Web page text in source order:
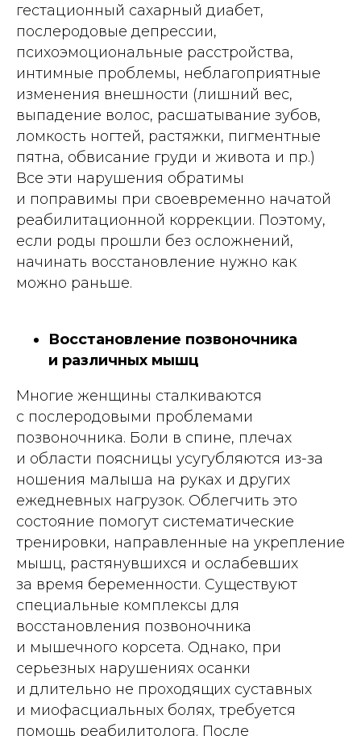
гестационный сахарный диабет,
послеродовые депрессии,
психоэмоциональные расстройства,
интимные проблемы, неблагоприятные
изменения внешности (лишний вес,
выпадение волос, расшатывание зубов,
ломкость ногтей, растяжки, пигментные
пятна, обвисание груди и живота и пр.)
Все эти нарушения обратимы
и поправимы при своевременно начатой
реабилитационной коррекции. Поэтому,
если роды прошли без осложнений,
начинать восстановление нужно как
можно раньше.
Восстановление позвоночника
и различных мышц
Многие женщины сталкиваются
с послеродовыми проблемами
позвоночника. Боли в спине, плечах
и области поясницы усугубляются из-за
ношения малыша на руках и других
ежедневных нагрузок. Облегчить это
состояние помогут систематические
тренировки, направленные на укрепление
мышц, растянувшихся и ослабевших
за время беременности. Существуют
специальные комплексы для
восстановления позвоночника
и мышечного корсета. Однако, при
серьезных нарушениях осанки
и длительно не проходящих суставных
и миофасциальных болях, требуется
помощь реабилитолога. После